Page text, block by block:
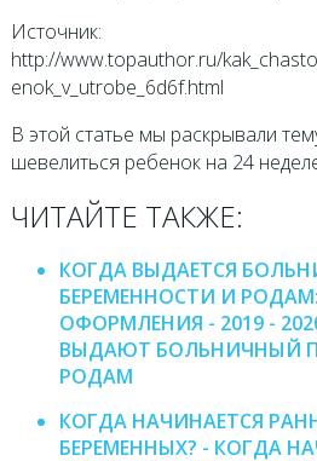
Источник:
http://www.topauthor.ru/
enok_v_utrobe_6d6f.html
В этой статье мы раскрывали
шевелиться ребенок на 24
ЧИТАЙТЕ ТАКЖЕ:
КОГДА ВЫДАЕТСЯ
БЕРЕМЕННОСТИ И
ОФОРМЛЕНИЯ - 2019 -
ВЫДАЮТ БОЛЬНИЧНЫЙ
РОДАМ
КОГДА НАЧИНАЕТСЯ
БЕРЕМЕННЫХ? - КОГДА